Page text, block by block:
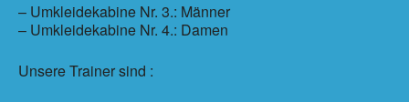
– Umkleidekabine Nr. 3.: Männer
– Umkleidekabine Nr. 4.: Damen
Unsere Trainer sind :